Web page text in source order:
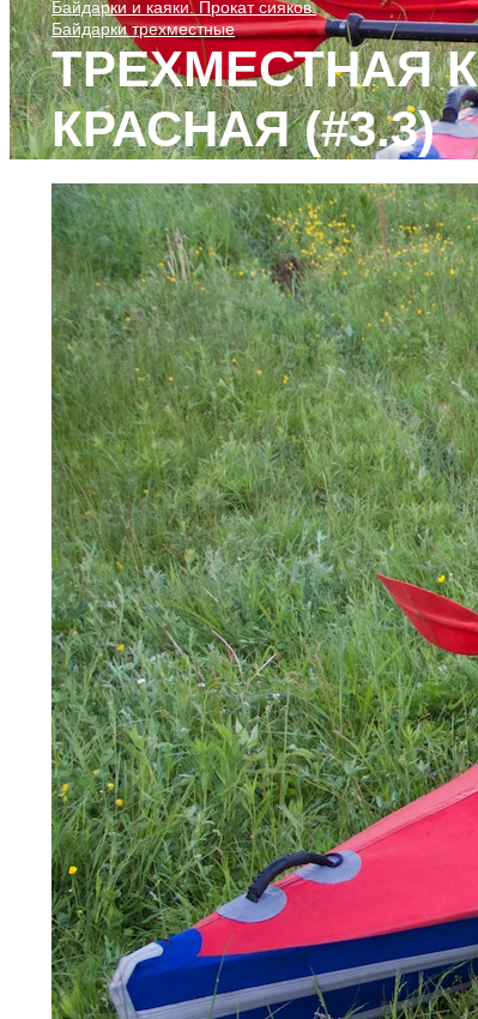
Байдарки и каяки. Прокат сияков.
Байдарки трехместные
ТРЕХМЕСТНАЯ
КРАСНАЯ (#3.3)